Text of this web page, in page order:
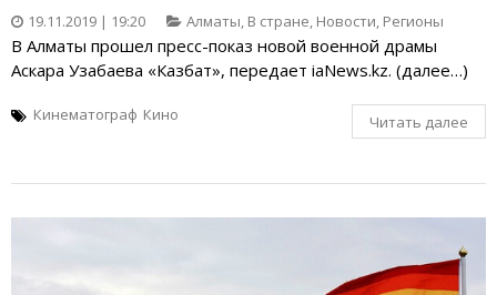
19.11.2019 | 19:20 Алматы, В стране, Новости, Регионы
В Алматы прошел пресс-показ новой военной драмы
Аскара Узабаева «Казбат», передает iaNews.kz. (далее…)
Кинематограф Кино Читать далее